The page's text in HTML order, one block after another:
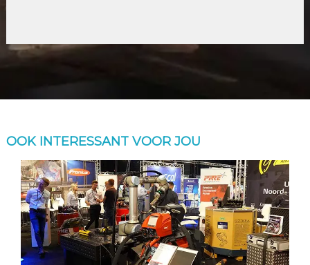
OOK INTERESSANT VOOR JOU